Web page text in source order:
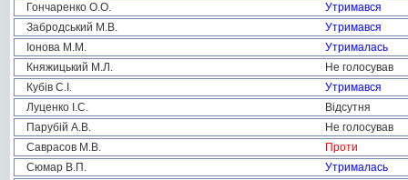
Гончаренко О.О.
Утримався
Забродський М.В.
Утримався
Іонова М.М.
Утрималась
Княжицький М.Л.
Не голосував
Кубів С.І.
Утримався
Луценко І.С.
Відсутня
Парубій А.В.
Не голосував
Саврасов М.В.
Проти
Сюмар В.П.
Утрималась